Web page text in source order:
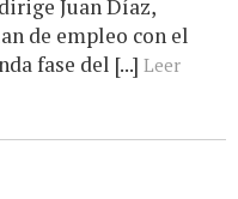
Juan Díaz,
de empleo con el
fase del [...] Leer